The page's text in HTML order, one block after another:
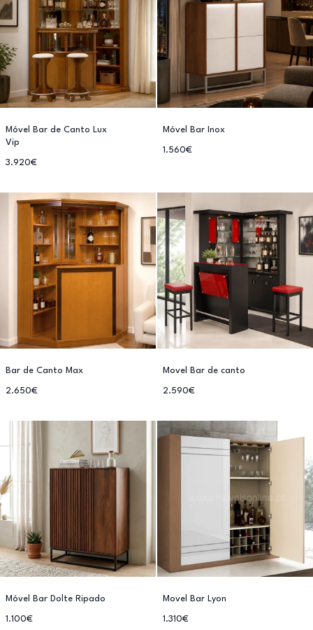
Móvel Bar de Canto Lux
Vip
3.920€
Móvel Bar Inox
1.560€
Bar de Canto Max
2.650€
Movel Bar de canto
2.590€
Móvel Bar Dolte Ripado
1.100€
Movel Bar Lyon
1.310€